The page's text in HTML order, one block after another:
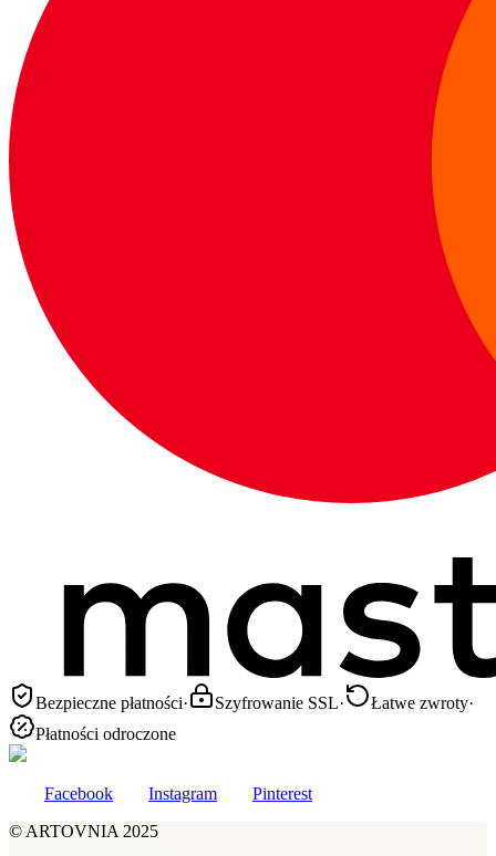
Bezpieczne płatności· Szyfrowanie SSL· Łatwe zwroty·
Płatności odroczone
Facebook Instagram
Pinterest
© ARTOVNIA 2025